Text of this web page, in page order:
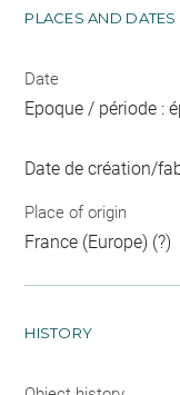
PLACES AND DATES
Date
Epoque / période :
Date de création/
Place of origin
France (Europe) (?)
HISTORY